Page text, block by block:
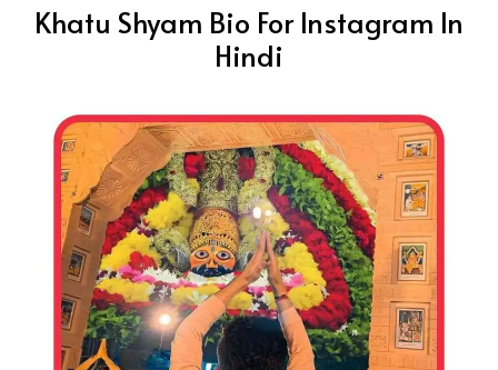
Khatu Shyam Bio For Instagram In
Hindi